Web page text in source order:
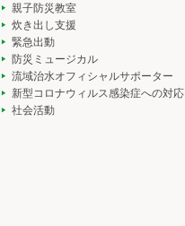
親子防災教室
炊き出し支援
緊急出動
防災ミュージカル
流域治水オフィシャルサポーター
新型コロナウィルス感染症への対応
社会活動